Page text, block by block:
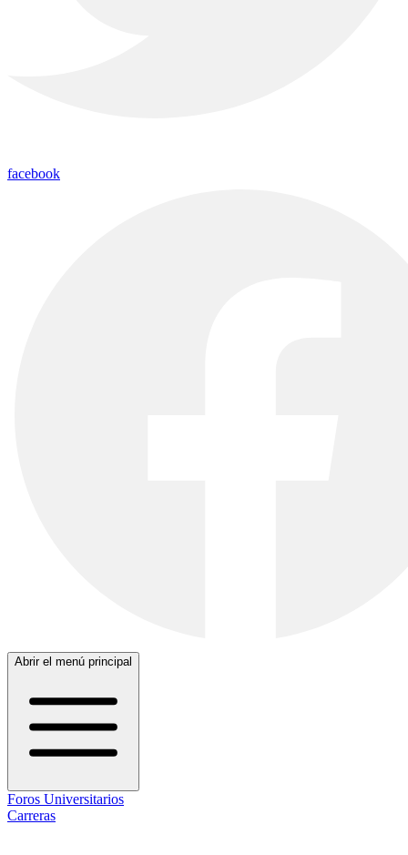
facebook
Abrir el menú principal
Foros Universitarios
Carreras